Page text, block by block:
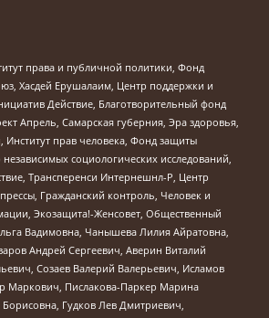
права и публичной политики, Фонд
Хасдей Ерушалаим, Центр поддержки и
Действие, Благотворительный фонд
Апрель, Самарская губерния, Эра здоровья,
прав человека, Фонд защиты
социологических исследований,
Трансперенси Интернешнл-Р, Центр
Гражданский контроль, Человек и
Экозащита!-Женсовет, Общественный
Вадимовна, Чанышева Лилия Айратовна,
Андрей Сергеевич, Аверин Виталий
Созаев Валерий Валерьевич, Исламов
Маркович, Пислакова-Паркер Марина
Гудков Лев Дмитриевич,